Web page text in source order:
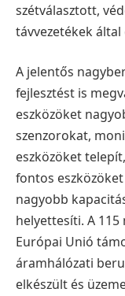
szétválasztott,
távvezetékek
A jelentős
fejlesztést is
eszközöket
szenzorokat,
eszközöket
fontos
nagyobb
helyettesíti. A
Európai Unió
áramhálózati
elkészült és